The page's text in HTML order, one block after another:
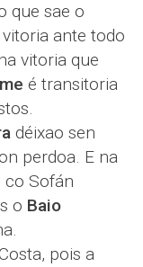
que sae o
ante todo
vitoria que
é transitoria
déixao sen
perdoa. E na
co Sofán
o Baio
pois a